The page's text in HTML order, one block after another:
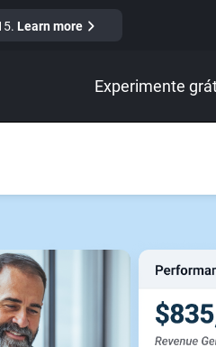
Learn more
Experimente